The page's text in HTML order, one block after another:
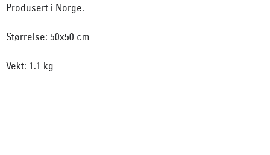
Produsert i Norge.
Størrelse: 50x50 cm
Vekt: 1.1 kg